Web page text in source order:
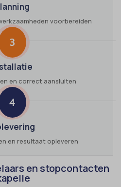
voorbereiden
3
en correct aansluiten
4
en resultaat opleveren
en stopcontacten